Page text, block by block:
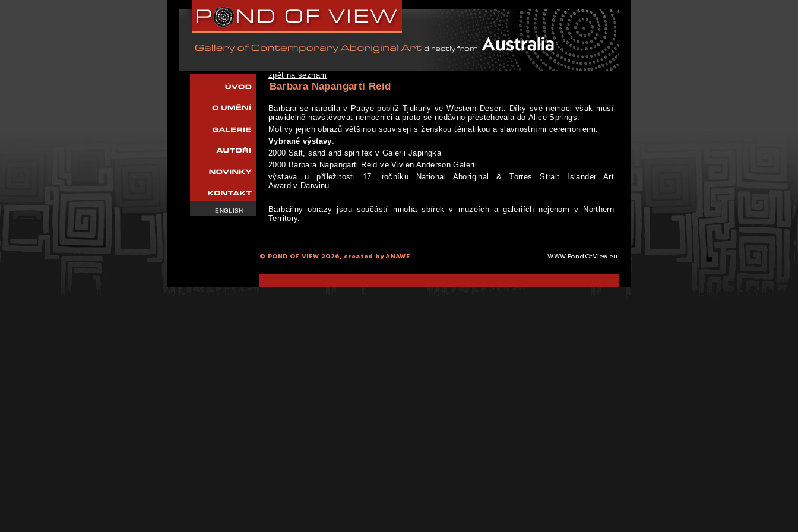
ENGLISH
zpět na seznam
Barbara Napangarti Reid
Barbara se narodila v Paaye poblíž Tjukurly ve Western Desert. Díky své nemoci však musí
pravidelně navštěvovat nemocnici a proto se nedávno přestehovala do Alice Springs.
Motivy jejích obrazů většinou souvisejí s ženskou tématikou a slavnostními ceremoniemi.
Vybrané výstavy:
2000 Salt, sand and spinifex v Galerii Japingka
2000 Barbara Napangarti Reid ve Vivien Anderson Galerii
výstava u příležitosti 17. ročníku National Aboriginal & Torres Strait Islander Art
Award v Darwinu
Barbařiny obrazy jsou součástí mnoha sbírek v muzeích a galeriích nejenom v Northern
Territory.
© POND OF VIEW 2026, created byANAWE WWW.PondOfView.eu